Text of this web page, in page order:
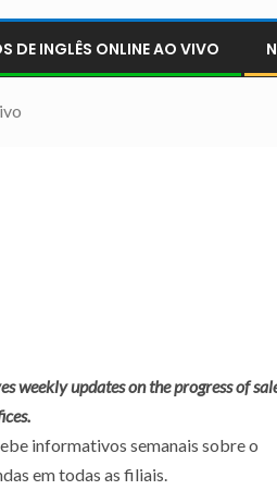
DE INGLÊS ONLINE AO VIVO
weekly updates on the progress of
informativos semanais sobre o
em todas as filiais.